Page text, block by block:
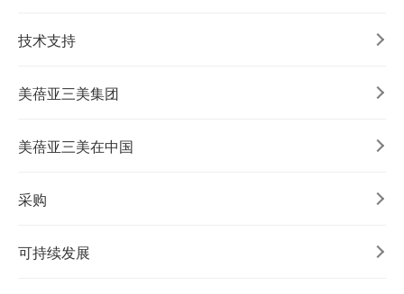
技术支持
美蓓亚三美集团
美蓓亚三美在中国
采购
可持续发展